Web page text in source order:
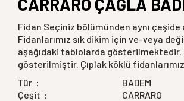
CARRARO ÇAĞLA
Fidan Seçiniz bölümünden aynı
Fidanlarımız sık dikim için ve-veya
aşağıdaki tablolarda gösterilmektedir.
gösterilmiştir. Çıplak köklü
Tür :
BADEM
Çeşit :
CARRARO